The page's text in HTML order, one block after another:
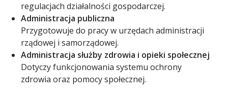
regulacjach działalności gospodarczej.
Administracja publiczna
Przygotowuje do pracy w urzędach administracji
rządowej i samorządowej.
Administracja służby zdrowia i opieki społecznej
Dotyczy funkcjonowania systemu ochrony
zdrowia oraz pomocy społecznej.